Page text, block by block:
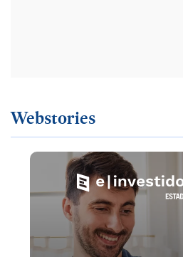
Webstories